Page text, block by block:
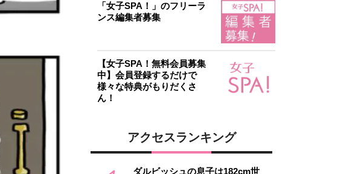
「女子SPA！」のフリーラ
ンス編集者募集
【女子SPA！無料会員募集
中】会員登録するだけで
様々な特典がもりだくさ
ん！
アクセスランキング
ダルビッシュの息子は182cm世